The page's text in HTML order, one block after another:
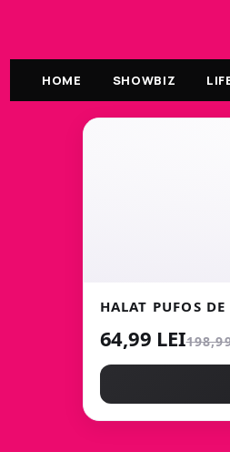
HOME SHOWBIZ
HALAT PUFOS
64,99 LEI